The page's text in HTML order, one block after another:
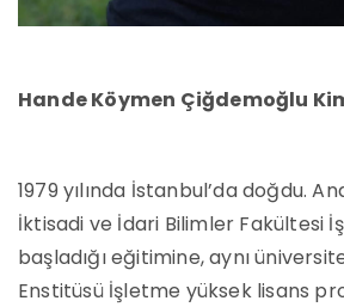
Hande Köymen Çiğdemoğlu
1979 yılında İstanbul’da doğdu.
İktisadi ve İdari Bilimler Fakültesi
başladığı eğitimine, aynı
Enstitüsü İşletme yüksek lisans